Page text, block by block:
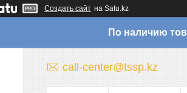
Создать сайт на Satu.kz
По наличию
call-center@tssp.kz